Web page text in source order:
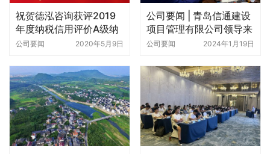
祝贺德泓咨询获评2019
年度纳税信用评价A级纳
税人！
公司要闻 2020年5月9日
公司要闻 | 青岛信通建设
项目管理有限公司领导来
访我司考察交流
公司要闻 2024年1月19日